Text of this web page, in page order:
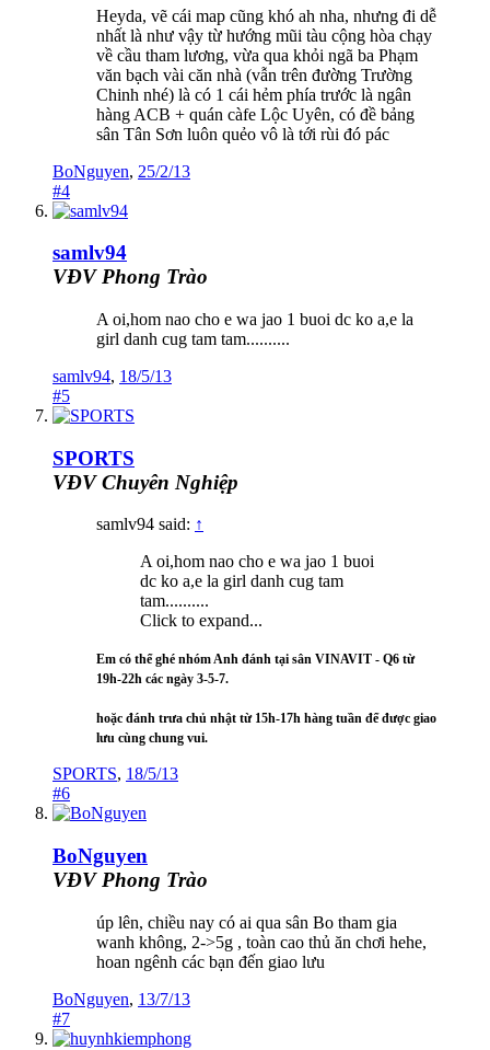
Heyda, vẽ cái map cũng khó ah nha, nhưng đi dễ
nhất là như vậy từ hướng mũi tàu cộng hòa chạy
về cầu tham lương, vừa qua khỏi ngã ba Phạm
văn bạch vài căn nhà (vẫn trên đường Trường
Chinh nhé) là có 1 cái hẻm phía trước là ngân
hàng ACB + quán càfe Lộc Uyên, có đề bảng
sân Tân Sơn luôn quẻo vô là tới rùi đó pác
BoNguyen, 25/2/13
#4
samlv94
VĐV Phong Trào
A oi,hom nao cho e wa jao 1 buoi dc ko a,e la
girl danh cug tam tam..........
samlv94, 18/5/13
#5
SPORTS
VĐV Chuyên Nghiệp
samlv94 said: ↑
A oi,hom nao cho e wa jao 1 buoi
dc ko a,e la girl danh cug tam
tam..........
Click to expand...
Em có thể ghé nhóm Anh đánh tại sân VINAVIT - Q6 từ
19h-22h các ngày 3-5-7.
hoặc đánh trưa chủ nhật từ 15h-17h hàng tuần để được giao
lưu cùng chung vui.
SPORTS, 18/5/13
#6
BoNguyen
VĐV Phong Trào
úp lên, chiều nay có ai qua sân Bo tham gia
wanh không, 2->5g , toàn cao thủ ăn chơi hehe,
hoan ngênh các bạn đến giao lưu
BoNguyen, 13/7/13
#7